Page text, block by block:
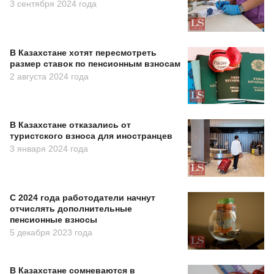
3 сентября 2024 года
В Казахстане хотят пересмотреть
размер ставок по пенсионным взносам
2 августа 2024 года
В Казахстане отказались от
туристского взноса для иностранцев
3 января 2024 года
С 2024 года работодатели начнут
отчислять дополнительные
пенсионные взносы
5 декабря 2023 года
В Казахстане сомневаются в